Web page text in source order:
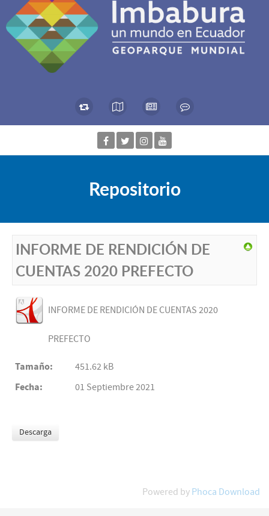
Repositorio
INFORME DE RENDICIÓN DE
CUENTAS 2020 PREFECTO
INFORME DE RENDICIÓN DE CUENTAS 2020
PREFECTO
Tamaño:
451.62 kB
Fecha:
01 Septiembre 2021
Powered by Phoca Download